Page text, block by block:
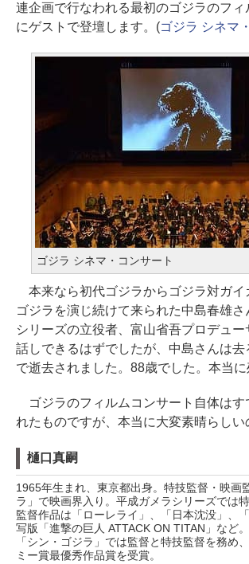
連企画で行なわれる最初のゴジラのフィ
にゲストで登壇します。(ゴジラ シネマ
ゴジラ シネマ・コンサート
本来なら初代ゴジラからゴジラ対ガイ
ゴジラを演じ続けて来られた中島春雄さ
シリーズの立役者、富山省吾プロデュ
話しできるはずでしたが、中島さんは去
で逝去されました。88歳でした。本当に
ゴジラのフィルムコンサート自体はす
れたものですが、本当に大変素晴らしい
樋口真嗣
1965年生まれ、東京都出身。特技監督・映画
ラ」で映画界入り。平成ガメラシリーズでは
監督作品は「ローレライ」、「日本沈没」、
写版「進撃の巨人 ATTACK ON TITAN」など
「シン・ゴジラ」では監督と特技監督を務め
ミー賞最優秀作品賞を受賞。